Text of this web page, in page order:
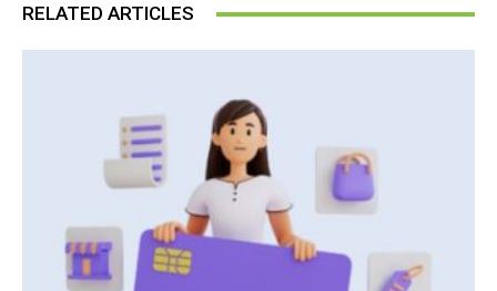
RELATED ARTICLES